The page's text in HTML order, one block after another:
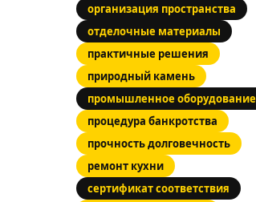
организация пространства
отделочные материалы
практичные решения
природный камень
промышленное оборудование
процедура банкротства
прочность долговечность
ремонт кухни
сертификат соответствия